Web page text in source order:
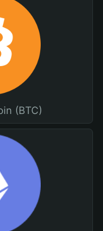
(BTC)